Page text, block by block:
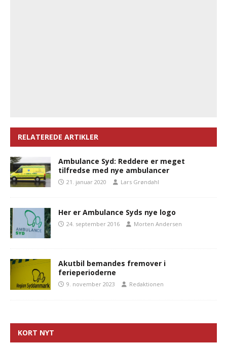
RELATEREDE ARTIKLER
Ambulance Syd: Reddere er meget
tilfredse med nye ambulancer
21. januar 2020 Lars Grøndahl
Her er Ambulance Syds nye logo
24. september 2016 Morten Andersen
Akutbil bemandes fremover i
ferieperioderne
9. november 2023 Redaktionen
KORT NYT